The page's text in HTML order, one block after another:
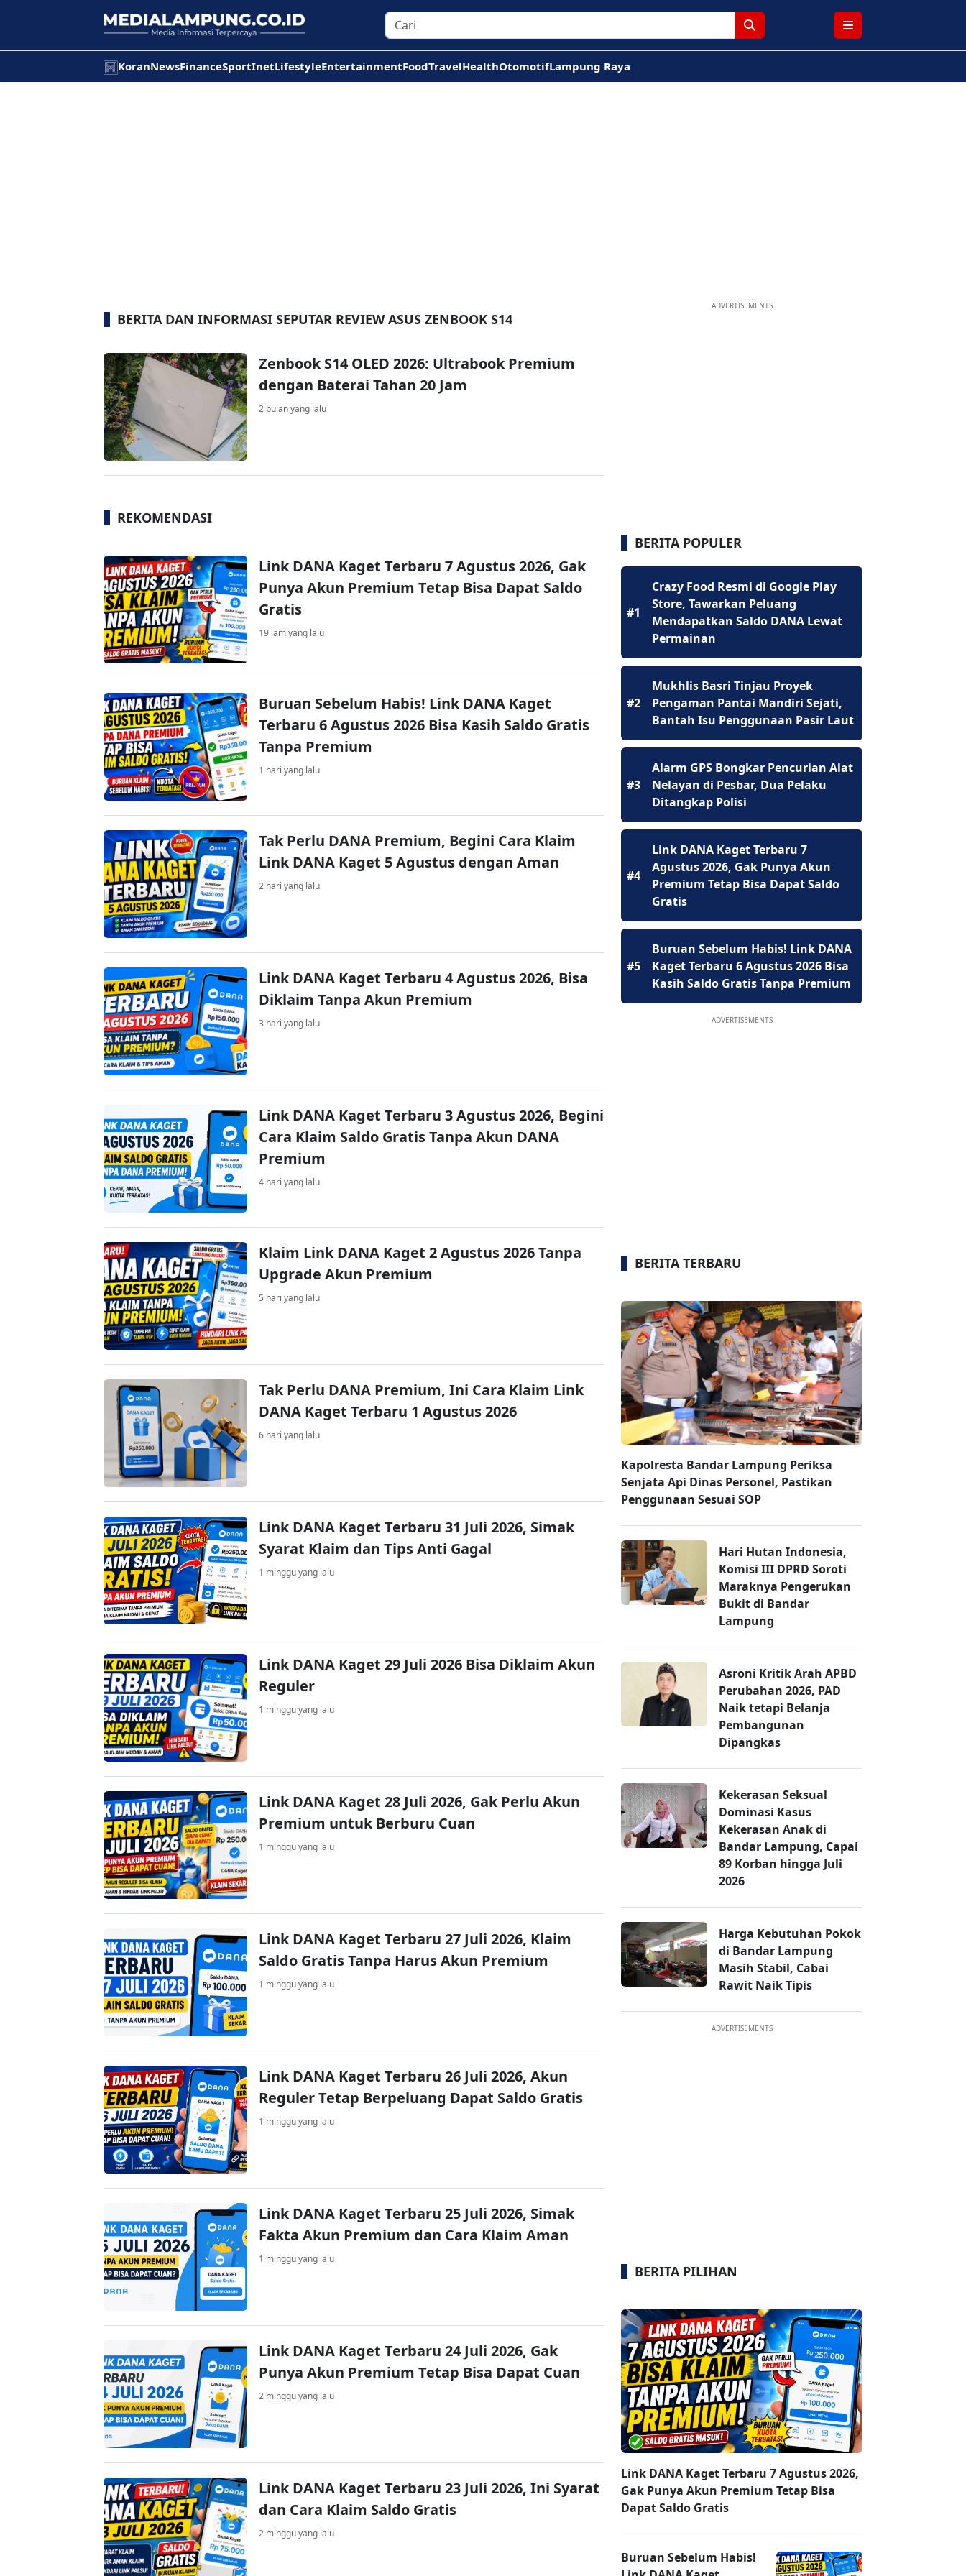
KoranNewsFinanceSportInetLifestyleEntertainmentFoodTravelHealthOtomotifLampung Raya
BERITA DAN INFORMASI SEPUTAR REVIEW ASUS ZENBOOK S14
Zenbook S14 OLED 2026: Ultrabook Premium
dengan Baterai Tahan 20 Jam
2 bulan yang lalu
REKOMENDASI
Link DANA Kaget Terbaru 7 Agustus 2026, Gak
Punya Akun Premium Tetap Bisa Dapat Saldo
Gratis
19 jam yang lalu
Buruan Sebelum Habis! Link DANA Kaget
Terbaru 6 Agustus 2026 Bisa Kasih Saldo Gratis
Tanpa Premium
1 hari yang lalu
Tak Perlu DANA Premium, Begini Cara Klaim
Link DANA Kaget 5 Agustus dengan Aman
2 hari yang lalu
Link DANA Kaget Terbaru 4 Agustus 2026, Bisa
Diklaim Tanpa Akun Premium
3 hari yang lalu
Link DANA Kaget Terbaru 3 Agustus 2026, Begini
Cara Klaim Saldo Gratis Tanpa Akun DANA
Premium
4 hari yang lalu
Klaim Link DANA Kaget 2 Agustus 2026 Tanpa
Upgrade Akun Premium
5 hari yang lalu
Tak Perlu DANA Premium, Ini Cara Klaim Link
DANA Kaget Terbaru 1 Agustus 2026
6 hari yang lalu
Link DANA Kaget Terbaru 31 Juli 2026, Simak
Syarat Klaim dan Tips Anti Gagal
1 minggu yang lalu
Link DANA Kaget 29 Juli 2026 Bisa Diklaim Akun
Reguler
1 minggu yang lalu
Link DANA Kaget 28 Juli 2026, Gak Perlu Akun
Premium untuk Berburu Cuan
1 minggu yang lalu
Link DANA Kaget Terbaru 27 Juli 2026, Klaim
Saldo Gratis Tanpa Harus Akun Premium
1 minggu yang lalu
Link DANA Kaget Terbaru 26 Juli 2026, Akun
Reguler Tetap Berpeluang Dapat Saldo Gratis
1 minggu yang lalu
Link DANA Kaget Terbaru 25 Juli 2026, Simak
Fakta Akun Premium dan Cara Klaim Aman
1 minggu yang lalu
Link DANA Kaget Terbaru 24 Juli 2026, Gak
Punya Akun Premium Tetap Bisa Dapat Cuan
2 minggu yang lalu
Link DANA Kaget Terbaru 23 Juli 2026, Ini Syarat
dan Cara Klaim Saldo Gratis
2 minggu yang lalu
ADVERTISEMENTS
BERITA POPULER
#1
Crazy Food Resmi di Google Play
Store, Tawarkan Peluang
Mendapatkan Saldo DANA Lewat
Permainan
#2
Mukhlis Basri Tinjau Proyek
Pengaman Pantai Mandiri Sejati,
Bantah Isu Penggunaan Pasir Laut
#3
Alarm GPS Bongkar Pencurian Alat
Nelayan di Pesbar, Dua Pelaku
Ditangkap Polisi
#4
Link DANA Kaget Terbaru 7
Agustus 2026, Gak Punya Akun
Premium Tetap Bisa Dapat Saldo
Gratis
#5
Buruan Sebelum Habis! Link DANA
Kaget Terbaru 6 Agustus 2026 Bisa
Kasih Saldo Gratis Tanpa Premium
ADVERTISEMENTS
BERITA TERBARU
Kapolresta Bandar Lampung Periksa
Senjata Api Dinas Personel, Pastikan
Penggunaan Sesuai SOP
Hari Hutan Indonesia,
Komisi III DPRD Soroti
Maraknya Pengerukan
Bukit di Bandar
Lampung
Asroni Kritik Arah APBD
Perubahan 2026, PAD
Naik tetapi Belanja
Pembangunan
Dipangkas
Kekerasan Seksual
Dominasi Kasus
Kekerasan Anak di
Bandar Lampung, Capai
89 Korban hingga Juli
2026
Harga Kebutuhan Pokok
di Bandar Lampung
Masih Stabil, Cabai
Rawit Naik Tipis
ADVERTISEMENTS
BERITA PILIHAN
Link DANA Kaget Terbaru 7 Agustus 2026,
Gak Punya Akun Premium Tetap Bisa
Dapat Saldo Gratis
Buruan Sebelum Habis!